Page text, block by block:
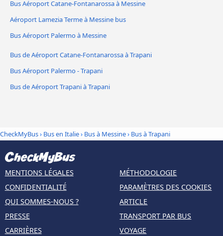
Bus Aéroport Catane-Fontanarossa à Messine
Aéroport Lamezia Terme à Messine bus
Bus Aéroport Palermo à Messine
Bus de Aéroport Catane-Fontanarossa à Trapani
Bus Aéroport Palermo - Trapani
Bus de Aéroport Trapani à Trapani
CheckMyBus› Bus en Italie› Bus à Messine› Bus à Trapani
MENTIONS LÉGALES
CONFIDENTIALITÉ
QUI SOMMES-NOUS ?
PRESSE
CARRIÈRES
MÉTHODOLOGIE
PARAMÈTRES DES COOKIES
ARTICLE
TRANSPORT PAR BUS
VOYAGE